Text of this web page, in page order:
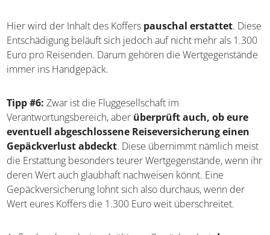
Hier wird der Inhalt des Koffers pauschal erstattet. Diese
Entschädigung beläuft sich jedoch auf nicht mehr als 1.300
Euro pro Reisenden. Darum gehören die Wertgegenstände
immer ins Handgepäck.
Tipp #6: Zwar ist die Fluggesellschaft im
Verantwortungsbereich, aber überprüft auch, ob eure
eventuell abgeschlossene Reiseversicherung einen
Gepäckverlust abdeckt. Diese übernimmt nämlich meist
die Erstattung besonders teurer Wertgegenstände, wenn ihr
deren Wert auch glaubhaft nachweisen könnt. Eine
Gepäckversicherung lohnt sich also durchaus, wenn der
Wert eures Koffers die 1.300 Euro weit überschreitet.